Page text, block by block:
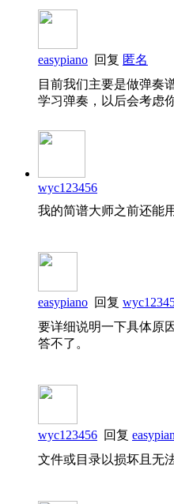
easypiano 回复 匿名
目前我们主要是做弹奏
学习弹奏，以后会考虑
wyc123456
我的简谱大师之前还能
easypiano 回复
要详细说明一下具体原
答不了。
wyc123456 回复
文件或目录以损坏且无